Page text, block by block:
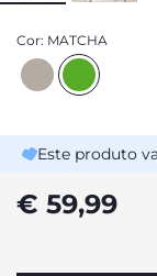
Cor: MATCHA
Este produto
€ 59,99